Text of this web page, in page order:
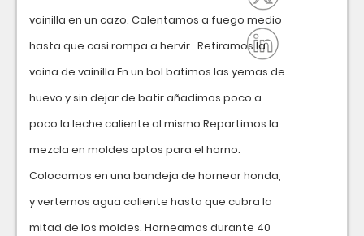
vainilla en un cazo. Calentamos a fuego medio
hasta que casi rompa a hervir. Retiramos la
vaina de vainilla.En un bol batimos las yemas de
huevo y sin dejar de batir añadimos poco a
poco la leche caliente al mismo.Repartimos la
mezcla en moldes aptos para el horno.
Colocamos en una bandeja de hornear honda,
y vertemos agua caliente hasta que cubra la
mitad de los moldes. Horneamos durante 40